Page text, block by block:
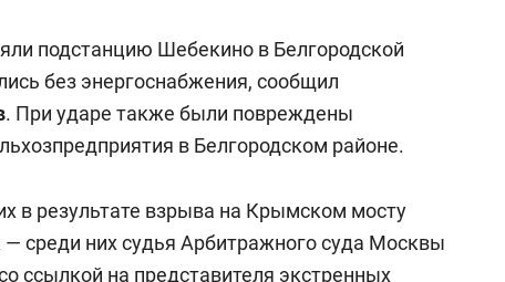
подстанцию Шебекино в Белгородской
без энергоснабжения, сообщил
. При ударе также были повреждены
в Белгородском районе.
в результате взрыва на Крымском мосту
среди них судья Арбитражного суда Москвы
ссылкой на представителя экстренных